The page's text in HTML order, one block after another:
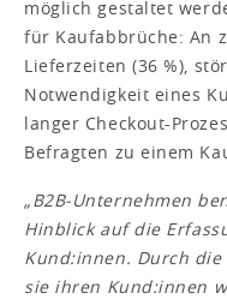
möglich gestaltet
für Kaufabbrüche: An
Lieferzeiten (36 %),
Notwendigkeit eines
langer Checkout-
Befragten zu einem
„B2B-Unternehmen
Hinblick auf die
Kund:innen. Durch
sie ihren Kund:innen